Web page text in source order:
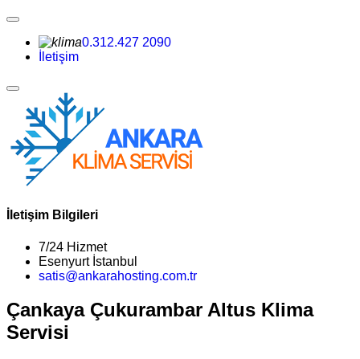
0.312.427 2090
İletişim
İletişim Bilgileri
7/24 Hizmet
Esenyurt İstanbul
satis@ankarahosting.com.tr
Çankaya Çukurambar Altus Klima
Servisi